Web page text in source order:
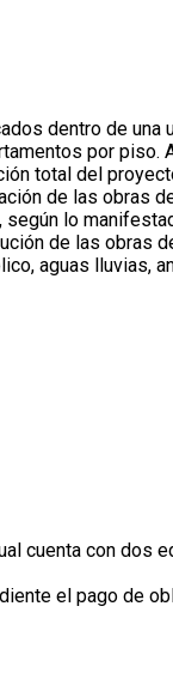
dentro de una
por piso.
total del
de las obras
lo
de las obras
aguas lluvias,
cuenta con dos
el pago de